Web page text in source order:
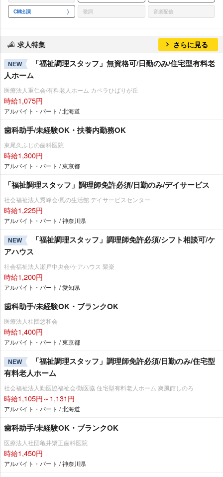
CM出演 歌詞 音楽配信
求人特集 さらに見る
NEW
「福祉調理スタッフ」無資格可/日勤のみ/住宅型有料老
人ホーム
医療法人重仁会/有料老人ホーム カペラひばりが丘
時給1,075円
アルバイト・パート / 北海道
歯科助手/未経験OK・扶養内勤務OK
東尾久ふじの歯科医院
時給1,300円
アルバイト・パート / 東京都
「福祉調理スタッフ」調理師免許必須/日勤のみ/デイサービス
社会福祉法人秀峰会/風の生活館 デイサービスセンター
時給1,225円
アルバイト・パート / 神奈川県
NEW
「福祉調理スタッフ」調理師免許必須/シフト相談可/ケ
アハウス
社会福祉法人瀬戸中央会/ケアハウス 聚楽
時給1,200円
アルバイト・パート / 愛知県
歯科助手/未経験OK・ブランクOK
医療法人社団悠和会
時給1,400円
アルバイト・パート / 東京都
NEW
「福祉調理スタッフ」調理師免許必須/日勤のみ/住宅型
有料老人ホーム
社会福祉法人勤医協福祉会/勤医協 住宅型有料老人ホーム 爽風館しのろ
時給1,105円～1,131円
アルバイト・パート / 北海道
歯科助手/未経験OK・ブランクOK
医療法人社団亀井矯正歯科医院
時給1,450円
アルバイト・パート / 神奈川県